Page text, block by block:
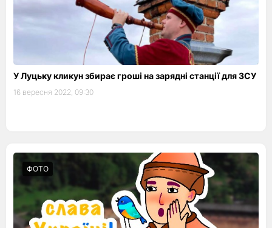
У Луцьку кликун збирає гроші на зарядні станції для ЗСУ
16 вересня 2022, 09:30
ФОТО